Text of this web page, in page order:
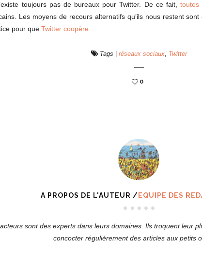
toujours pas de bureaux pour Twitter. De ce fait,toutes
Les moyens de recours alternatifs qu’ils nous restent sont
pour que Twitter coopère.
Tags réseaux sociaux, Twitter
0
A PROPOS DE L'AUTEUR / EQUIPE DES
sont des experts dans leurs domaines. Ils troquent leur
concocter régulièrement des articles aux petits